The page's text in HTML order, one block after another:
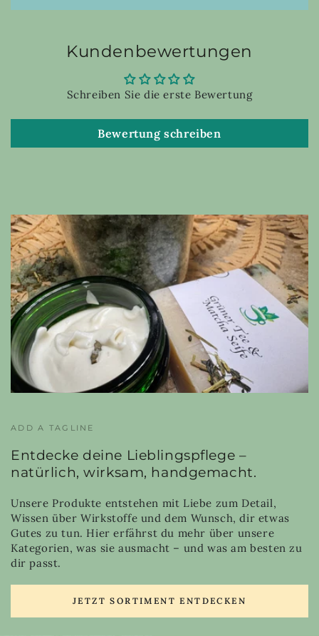
Kundenbewertungen
Schreiben Sie die erste Bewertung
Bewertung schreiben
ADD A TAGLINE
Entdecke deine Lieblingspflege –
natürlich, wirksam, handgemacht.
Unsere Produkte entstehen mit Liebe zum Detail,
Wissen über Wirkstoffe und dem Wunsch, dir etwas
Gutes zu tun. Hier erfährst du mehr über unsere
Kategorien, was sie ausmacht – und was am besten zu
dir passt.
JETZT SORTIMENT ENTDECKEN